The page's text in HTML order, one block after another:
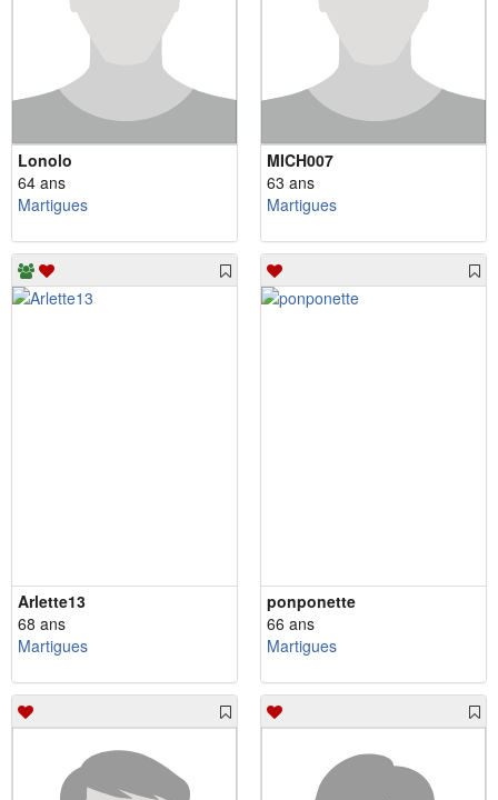
Lonolo
64 ans
Martigues
MICH007
63 ans
Martigues
Arlette13
68 ans
Martigues
ponponette
66 ans
Martigues